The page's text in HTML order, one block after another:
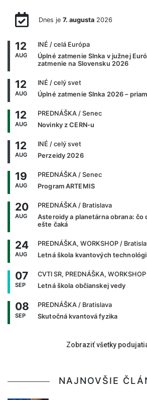
Dnes je 7. augusta2026
12
AUG
INÉ / celá Európa
Úplné zatmenie Slnka v južnej
zatmenie na Slovensku 2026
12
AUG
INÉ / celý svet
Úplné zatmenie Slnka 2026 –
12
AUG
PREDNÁŠKA / Senec
Novinky z CERN-u
12
AUG
INÉ / celý svet
Perzeidy 2026
19
AUG
PREDNÁŠKA / Senec
Program ARTEMIS
20
AUG
PREDNÁŠKA / Bratislava
Asteroidy a planetárna obrana: čo
ešte čaká
24
AUG
PREDNÁŠKA, WORKSHOP /
Letná škola kvantových
07
SEP
CVTI SR, PREDNÁŠKA, WORKSHOP
Letná škola občianskej vedy
08
SEP
PREDNÁŠKA / Bratislava
Skutočná kvantová fyzika
Zobraziť všetky
NAJNOVŠIE